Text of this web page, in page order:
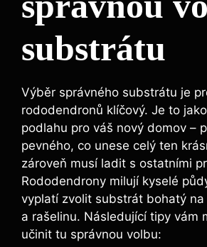
substrátu
Výběr správného substrátu je
rododendronů klíčový. Je to
podlahu pro váš nový domov –
pevného, co unese celý ten
zároveň musí ladit s ostatními
Rododendrony milují kyselé
vyplatí zvolit substrát bohatý
a rašelinu. Následující tipy vám
učinit tu správnou volbu: